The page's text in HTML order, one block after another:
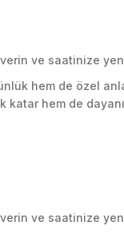
ve saatinize
hem de özel
hem de
ve saatinize